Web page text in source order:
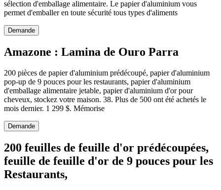
sélection d'emballage alimentaire. Le papier d'aluminium vous
permet d'emballer en toute sécurité tous types d'aliments
Demande
Amazone : Lamina de Ouro Parra
200 pièces de papier d'aluminium prédécoupé, papier d'aluminium
pop-up de 9 pouces pour les restaurants, papier d'aluminium
d'emballage alimentaire jetable, papier d'aluminium d'or pour
cheveux, stockez votre maison. 38. Plus de 500 ont été achetés le
mois dernier. 1 299 $. Mémorise
Demande
200 feuilles de feuille d'or prédécoupées,
feuille de feuille d'or de 9 pouces pour les
Restaurants,